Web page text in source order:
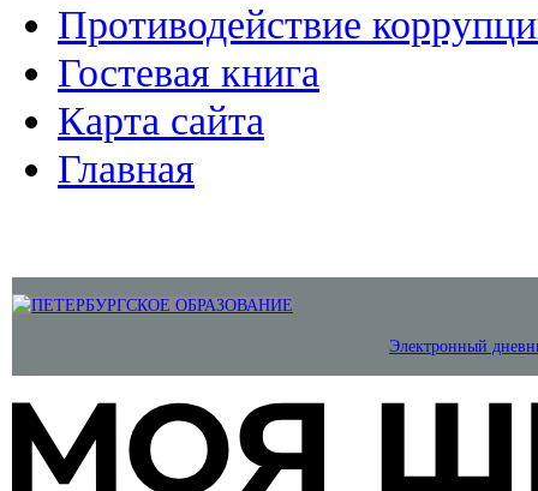
Противодействие
Гостевая книга
Карта сайта
Главная
Электронный